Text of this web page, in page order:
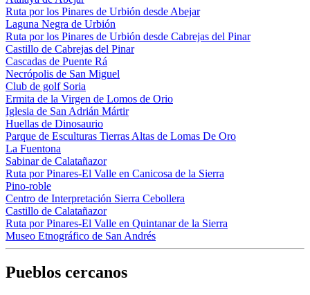
Ruta por los Pinares de Urbión desde Abejar
Laguna Negra de Urbión
Ruta por los Pinares de Urbión desde Cabrejas del Pinar
Castillo de Cabrejas del Pinar
Cascadas de Puente Rá
Necrópolis de San Miguel
Club de golf Soria
Ermita de la Virgen de Lomos de Orio
Iglesia de San Adrián Mártir
Huellas de Dinosaurio
Parque de Esculturas Tierras Altas de Lomas De Oro
La Fuentona
Sabinar de Calatañazor
Ruta por Pinares-El Valle en Canicosa de la Sierra
Pino-roble
Centro de Interpretación Sierra Cebollera
Castillo de Calatañazor
Ruta por Pinares-El Valle en Quintanar de la Sierra
Museo Etnográfico de San Andrés
Pueblos cercanos